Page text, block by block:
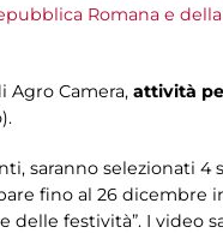
Romana e
Camera, attività
saranno selezionati 4
fino al 26 dicembre
festività”. I video